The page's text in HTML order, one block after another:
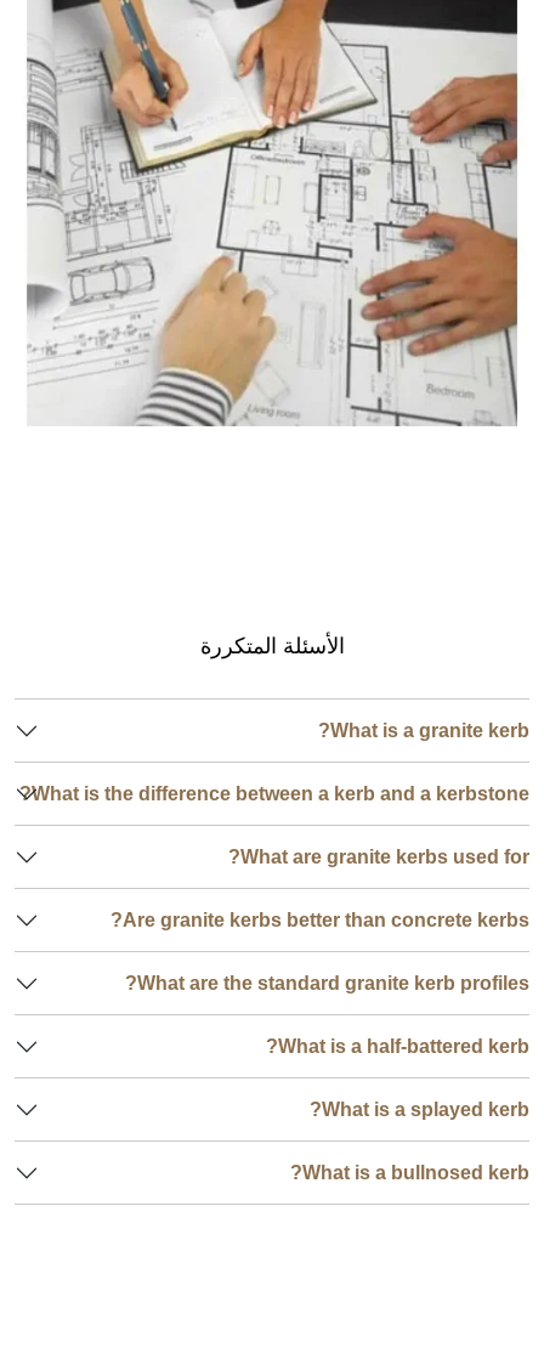
الأسئلة المتكررة
What is a granite kerb?
What is the difference between a kerb and a kerbstone?
What are granite kerbs used for?
Are granite kerbs better than concrete kerbs?
What are the standard granite kerb profiles?
What is a half-battered kerb?
What is a splayed kerb?
What is a bullnosed kerb?